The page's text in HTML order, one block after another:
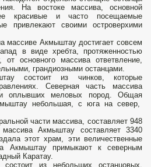
На востоке массива, основной
красивые и часто посещаемые
привлекают своими островерхими
массиве Акмыштау достигает совсем
в виде хребта, протяженностью
основного массива ответвление,
грандиозными останцами.
состоит из чинков, которые
Северная часть массива
оплывших меловых пород. Общая
небольшая, с юга на север,
части массива, составляет 948
Акмыштау составляет 3340
этот храм, эти величественные
Акмыштау примыкают к северным
Каратау.
из небольших останцовых,